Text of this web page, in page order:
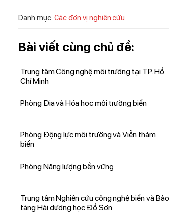
Danh mục: Các đơn vị nghiên cứu
Bài viết cùng chủ đề:
Trung tâm Công nghệ môi trường tại TP. Hồ
Chí Minh
Phòng Địa và Hóa học môi trường biển
Phòng Động lực môi trường và Viễn thám
biển
Phòng Năng lượng bền vững
Trung tâm Nghiên cứu công nghệ biển và Bảo
tàng Hải dương học Đồ Sơn